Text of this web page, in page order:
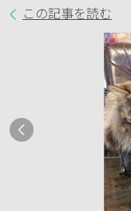
この記事を読む